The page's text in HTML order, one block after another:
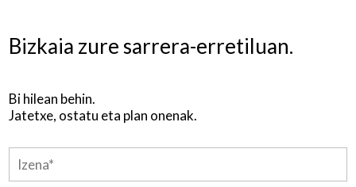
Bizkaia zure sarrera-erretiluan.
Bi hilean behin.
Jatetxe, ostatu eta plan onenak.